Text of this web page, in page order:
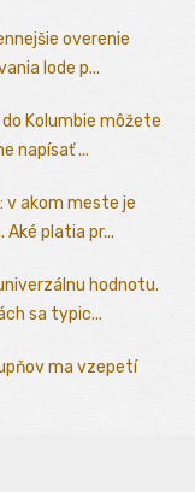
overenie
lode p...
Kolumbie môžete
napísať ...
v akom meste je
platia pr...
hodnotu.
sa typic...
ma vzepetí